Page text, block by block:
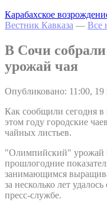
Карабахское
Вестник Кавказа — Все
В Сочи
урожай чая
Опубликовано: 11:00,
Как сообщили сегодня
этом году городские
чайных листьев.
"Олимпийский" урожай
прошлогодние
занимающимся
за несколько лет
пресс-службе.